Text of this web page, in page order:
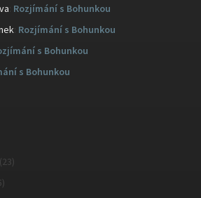
Rozjímání s Bohunkou
Rozjímání s Bohunkou
s Bohunkou
s Bohunkou
(23)